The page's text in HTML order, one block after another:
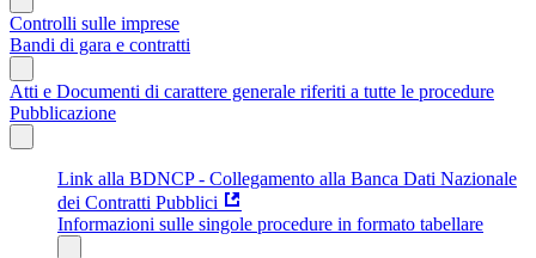
Controlli sulle imprese
Bandi di gara e contratti
Atti e Documenti di carattere generale riferiti a tutte le procedure
Pubblicazione
Link alla BDNCP - Collegamento alla Banca Dati Nazionale
dei Contratti Pubblici
Informazioni sulle singole procedure in formato tabellare